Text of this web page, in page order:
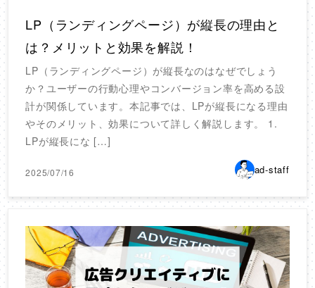
LP（ランディングページ）が縦長の理由と
は？メリットと効果を解説！
LP（ランディングページ）が縦長なのはなぜでしょう
か？ユーザーの行動心理やコンバージョン率を高める設
計が関係しています。本記事では、LPが縦長になる理由
やそのメリット、効果について詳しく解説します。 1.
LPが縦長にな […]
2025/07/16 ad-staff